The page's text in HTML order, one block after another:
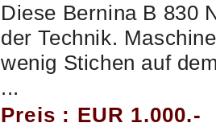
Diese Bernina B 830
der Technik.
wenig Stichen auf
...
Preis : EUR 1.000.-